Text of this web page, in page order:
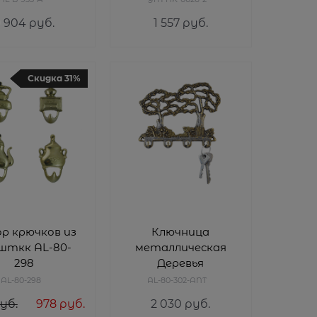
904 руб. 1 557 руб.
Скидка 31%
крючков из
AL-80-
298
AL-80-298
978 руб.
Ключница
металлическая
Деревья
AL-80-302-ANT
2 030 руб.